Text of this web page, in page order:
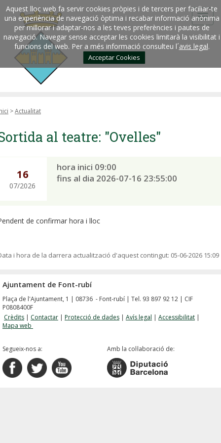
Aquest lloc web fa servir cookies pròpies i de tercers per faciliar-te
una experiència de navegació òptima i recabar informació anònima
per millorar i adaptar-nos a les teves preferències i pautes de
navegació. Navegar sense acceptar les cookies limitarà la visibilitat i
funcions del web. Per a més informació consulteu l´avis legal.
Acceptar Cookies
>Actualitat
al teatre: "Ovelles"
16
07/2026
hora inici 09:00
fins al dia 2026-07-16 23:55:00
de confirmar hora i lloc
i hora de la darrera actualització d'aquest contingut: 05-06-2026 15:09
Ajuntament de Font-rubí
Plaça de l'Ajuntament, 1 | 08736 - Font-rubí | Tel. 93 897 92 12 | CIF
P0808400F
Crèdits | Contactar | Protecció de dades | Avís legal | Accessibilitat |
Mapa web
Segueix-nos a: Amb la col·laboració de: